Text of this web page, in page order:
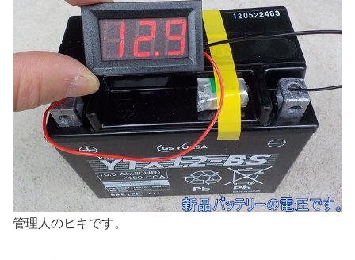
管理人のヒキです。